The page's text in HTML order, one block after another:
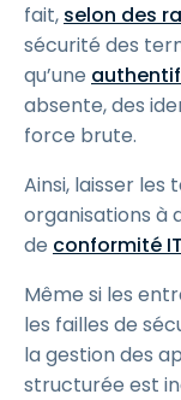
fait, selon des
sécurité des
qu’une
absente, des
force brute.
Ainsi, laisser les
organisations à
de conformité IT
Même si les
les failles de
la gestion des
structurée est